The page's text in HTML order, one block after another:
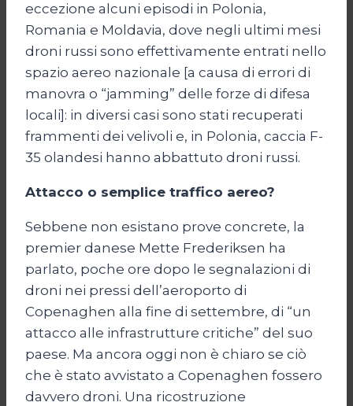
eccezione alcuni episodi in Polonia,
Romania e Moldavia, dove negli ultimi mesi
droni russi sono effettivamente entrati nello
spazio aereo nazionale [a causa di errori di
manovra o “jamming” delle forze di difesa
locali]: in diversi casi sono stati recuperati
frammenti dei velivoli e, in Polonia, caccia F-
35 olandesi hanno abbattuto droni russi.
Attacco o semplice traffico aereo?
Sebbene non esistano prove concrete, la
premier danese Mette Frederiksen ha
parlato, poche ore dopo le segnalazioni di
droni nei pressi dell’aeroporto di
Copenaghen alla fine di settembre, di “un
attacco alle infrastrutture critiche” del suo
paese. Ma ancora oggi non è chiaro se ciò
che è stato avvistato a Copenaghen fossero
davvero droni. Una ricostruzione